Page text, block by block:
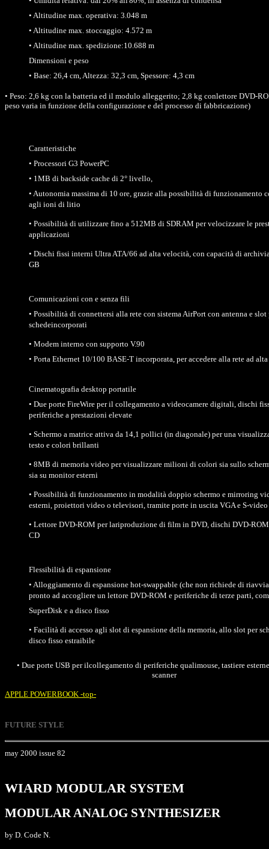
• Altitudine max. operativa: 3.048 m
• Altitudine max. stoccaggio: 4.572 m
• Altitudine max. spedizione:10.688 m
Dimensioni e peso
• Base: 26,4 cm, Altezza: 32,3 cm, Spessore: 4,3 cm
• Peso: 2,6 kg con la batteria ed il modulo alleggerito; 2,8 kg conlettore DVD-
peso varia in funzione della configurazione e del processo di fabbricazione)
Caratteristiche
• Processori G3 PowerPC
• 1MB di backside cache di 2° livello,
• Autonomia massima di 10 ore, grazie alla possibilità di funzionamento
agli ioni di litio
• Possibilità di utilizzare fino a 512MB di SDRAM per velocizzare le
applicazioni
• Dischi fissi interni Ultra ATA/66 ad alta velocità, con capacità di
GB
Comunicazioni con e senza fili
• Possibilità di connettersi alla rete con sistema AirPort con antenna e slot
schedeincorporati
• Modem interno con supporto V.90
• Porta Ethernet 10/100 BASE-T incorporata, per accedere alla rete ad
Cinematografia desktop portatile
• Due porte FireWire per il collegamento a videocamere digitali, dischi
periferiche a prestazioni elevate
• Schermo a matrice attiva da 14,1 pollici (in diagonale) per una
testo e colori brillanti
• 8MB di memoria video per visualizzare milioni di colori sia sullo
sia su monitor esterni
• Possibilità di funzionamento in modalità doppio schermo e mirroring
esterni, proiettori video o televisori, tramite porte in uscita VGA e S-video
• Lettore DVD-ROM per lariproduzione di film in DVD, dischi DVD-
CD
Flessibilità di espansione
• Alloggiamento di espansione hot-swappable (che non richiede di
pronto ad accogliere un lettore DVD-ROM e periferiche di terze parti,
SuperDisk e a disco fisso
• Facilità di accesso agli slot di espansione della memoria, allo slot per
disco fisso estraibile
• Due porte USB per ilcollegamento di periferiche qualimouse, tastiere
scanner
APPLE POWERBOOK -top-
FUTURE STYLE
may 2000 issue 82
WIARD MODULAR SYSTEM
MODULAR ANALOG SYNTHESIZER
by D. Code N.